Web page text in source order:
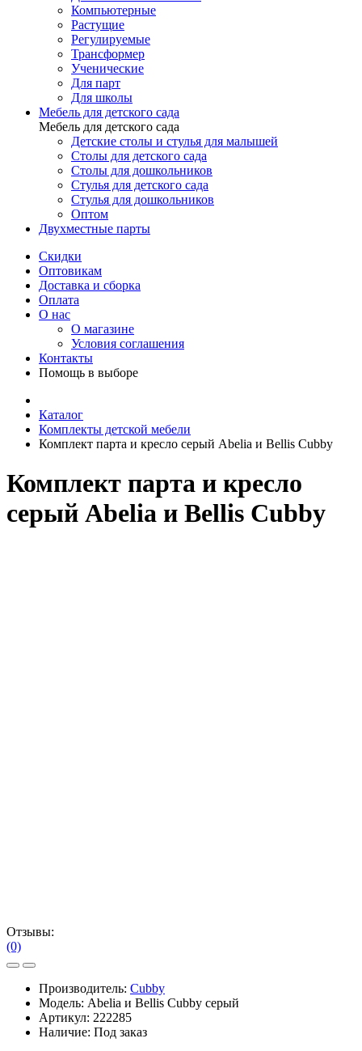
Компьютерные
Растущие
Регулируемые
Трансформер
Ученические
Для парт
Для школы
Мебель для детского сада
Мебель для детского сада
Детские столы и стулья для малышей
Столы для детского сада
Столы для дошкольников
Стулья для детского сада
Стулья для дошкольников
Оптом
Двухместные парты
Скидки
Оптовикам
Доставка и сборка
Оплата
О нас
О магазине
Условия соглашения
Контакты
Помощь в выборе
Каталог
Комплекты детской мебели
Комплект парта и кресло серый Abelia и Bellis Cubby
Комплект парта и кресло
серый Abelia и Bellis Cubby
Отзывы:
(0)
Производитель: Cubby
Модель: Abelia и Bellis Cubby серый
Артикул: 222285
Наличие: Под заказ